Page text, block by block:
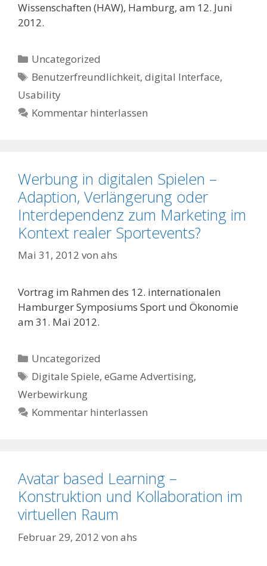
Wissenschaften (HAW), Hamburg, am 12. Juni
2012.
Kategorien
Uncategorized
Schlagwörter
Benutzerfreundlichkeit,digital Interface,
Usability
Kommentar hinterlassen
Werbung in digitalen Spielen –
Adaption, Verlängerung oder
Interdependenz zum Marketing im
Kontext realer Sportevents?
Mai 31, 2012 von ahs
Vortrag im Rahmen des 12. internationalen
Hamburger Symposiums Sport und Ökonomie
am 31. Mai 2012.
Kategorien
Uncategorized
Schlagwörter
Digitale Spiele,eGame Advertising,
Werbewirkung
Kommentar hinterlassen
Avatar based Learning –
Konstruktion und Kollaboration im
virtuellen Raum
Februar 29, 2012 von ahs